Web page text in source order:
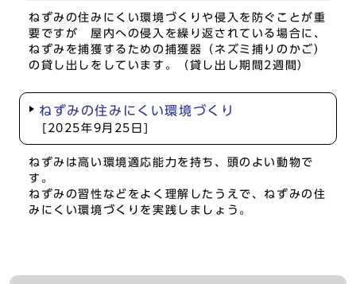
ねずみの住みにくい環境づくりや侵入を防ぐことが重
要ですが 屋内への侵入を繰り返されている場合に、
ねずみを捕獲するための捕獲器（ネズミ捕りのかご）
の貸し出しをしています。（貸し出し期間2週間）
ねずみの住みにくい環境づくり
[2025年9月25日]
ねずみは高い環境適応能力を持ち、頭のよい動物で
す。
ねずみの習性などをよく理解したうえで、ねずみの住
みにくい環境づくりを実践しましょう。